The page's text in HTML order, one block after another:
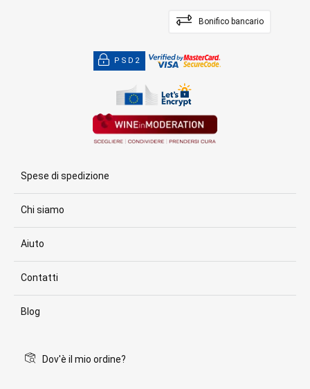
Bonifico bancario
PSD2
Spese di spedizione
Chi siamo
Aiuto
Contatti
Blog
Dov'è il mio ordine?